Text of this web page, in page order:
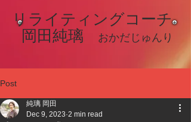
リライティングコーチ
岡 田純璃 おかだじゅ んり
Post
純璃 岡田
Dec 9, 2023 2 min read